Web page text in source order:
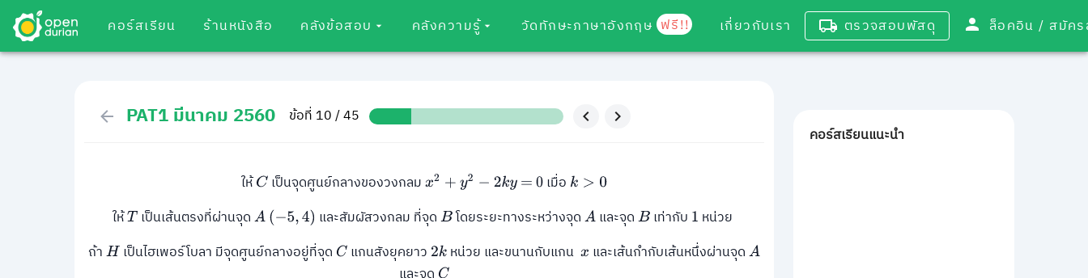
คอร์สเรียน ร้านหนังสือ คลังข้อสอบ คลังความรู้ วัดทักษะภาษาอังกฤษ ฟรี!! เกี่ยวกับเรา ตรวจสอบพัสดุ ล็อคอิน /
PAT1 มีนาคม 2560 ข้อที่ 10 / 45
ให้Cเป็นจุดศูนย์กลางของวงกลมx2 +y2−2 ky = 0เมื่อ k>0
ให้T เป็นเส้นตรงที่ผ่านจุดA (−5,4) และสัมผัสวงกลม ที่จุดBโดยระยะทางระหว่างจุดA และจุดBเท่ากับ 1 หน่วย
ถ้าH เป็นไฮเพอร์โบลา มีจุดศูนย์กลางอยู่ที่จุด C แกนสังยุคยาว 2kหน่วย และขนานกับแกน x และเส้นกำกับเส้นหนึ่งผ่านจุดA
คอร์สเรียนแนะนำ